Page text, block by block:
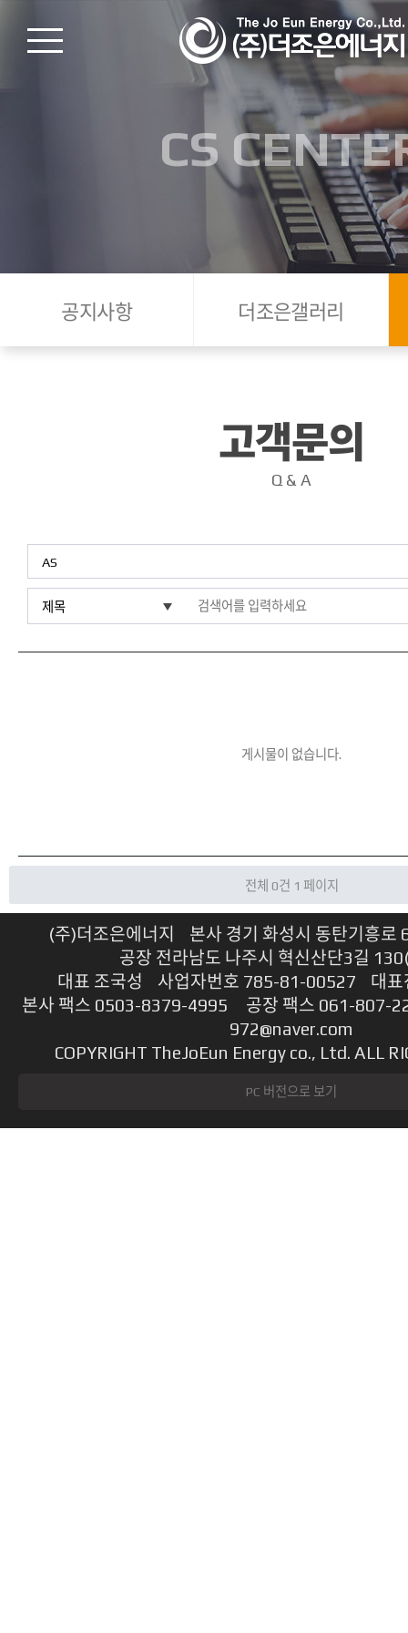
CS
공지사항 더조은갤러리
고객문의
Q & A
게시물이 없습니다.
전체 0건 1 페이지
(주)더조은에너지 본사 경기 화성시 동탄기흥로
공장 전라남도 나주시 혁신산단3길
대표 조국성 사업자번호 785-81-00527 대표
본사 팩스 0503-8379-4995 공장 팩스 061-807-
972@naver.com
COPYRIGHT TheJoEun Energy co., Ltd. ALL
PC 버전으로 보기